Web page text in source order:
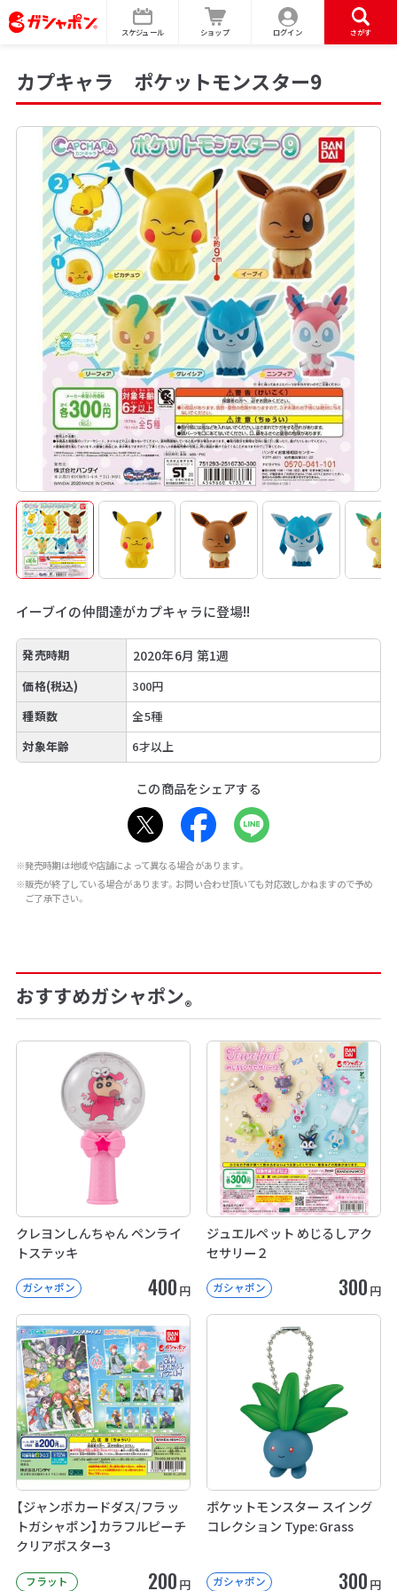
スケジュール ショップ ログイン さがす
カプキャラ ポケットモンスター9
イーブイの仲間達がカプキャラに登場!!
発売時期 2020年6月 第1週
価格(税込)
300円
種類数
全5種
対象年齢
6才以上
この商品をシェアする
※発売時期は地域や店舗によって異なる場合があります。
※販売が終了している場合があります。お問い合わせ頂いても対応致しかねますので予め
ご了承下さい。
おすすめガシャポン®
クレヨンしんちゃん ペンライ
トステッキ
ガシャポン 400 円
ジュエルペット めじるしアク
セサリー２
ガシャポン 300 円
【ジャンボカードダス/フラッ
トガシャポン】カラフルピーチ
クリアポスター3
フラット 200 円
ポケットモンスター スイング
コレクション Type:Grass
ガシャポン 300 円